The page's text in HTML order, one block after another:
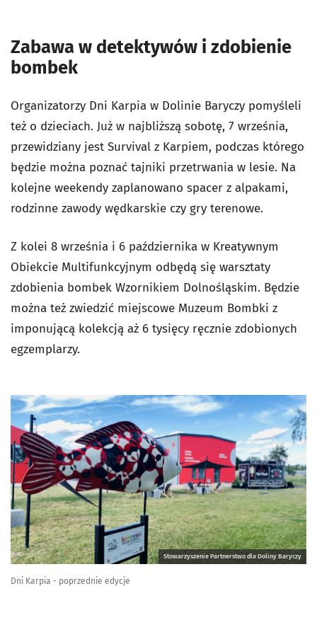
Zabawa w detektywów i zdobienie
bombek
Organizatorzy Dni Karpia w Dolinie Baryczy pomyśleli
też o dzieciach. Już w najbliższą sobotę, 7 września,
przewidziany jest Survival z Karpiem, podczas którego
będzie można poznać tajniki przetrwania w lesie. Na
kolejne weekendy zaplanowano spacer z alpakami,
rodzinne zawody wędkarskie czy gry terenowe.
Z kolei 8 września i 6 października w Kreatywnym
Obiekcie Multifunkcyjnym odbędą się warsztaty
zdobienia bombek Wzornikiem Dolnośląskim. Będzie
można też zwiedzić miejscowe Muzeum Bombki z
imponującą kolekcją aż 6 tysięcy ręcznie zdobionych
egzemplarzy.
Stowarzyszenie Partnerstwo dla Doliny Baryczy
Dni Karpia - poprzednie edycje